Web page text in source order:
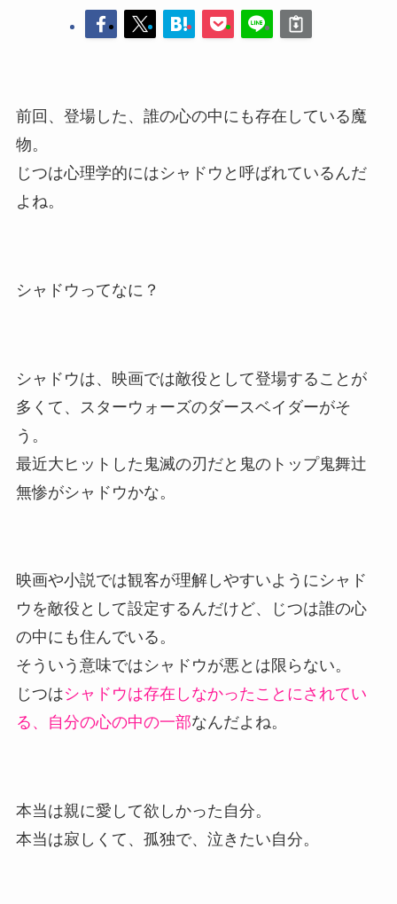
前回、登場した、誰の心の中にも存在している魔
物。
じつは心理学的にはシャドウと呼ばれているんだ
よね。
シャドウってなに？
シャドウは、映画では敵役として登場することが
多くて、スターウォーズのダースベイダーがそ
う。
最近大ヒットした鬼滅の刃だと鬼のトップ鬼舞辻
無惨がシャドウかな。
映画や小説では観客が理解しやすいようにシャド
ウを敵役として設定するんだけど、じつは誰の心
の中にも住んでいる。
そういう意味ではシャドウが悪とは限らない。
じつはシャドウは存在しなかったことにされてい
る、自分の心の中の一部なんだよね。
本当は親に愛して欲しかった自分。
本当は寂しくて、孤独で、泣きたい自分。